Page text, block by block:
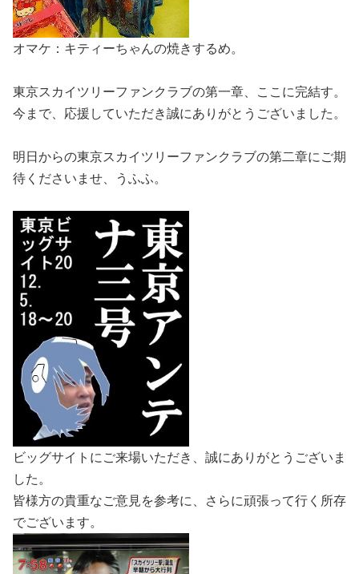
オマケ：キティーちゃんの焼きするめ。
東京スカイツリーファンクラブの第一章、ここに完結す。
今まで、応援していただき誠にありがとうございました。
明日からの東京スカイツリーファンクラブの第二章にご期
待くださいませ、うふふ。
ビッグサイトにご来場いただき、誠にありがとうございま
した。
皆様方の貴重なご意見を参考に、さらに頑張って行く所存
でございます。